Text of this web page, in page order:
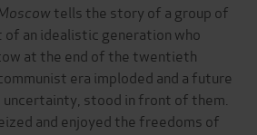
tells the story of a group of
of an idealistic generation who
at the end of the twentieth
era imploded and a future
stood in front of them.
and enjoyed the freedoms of